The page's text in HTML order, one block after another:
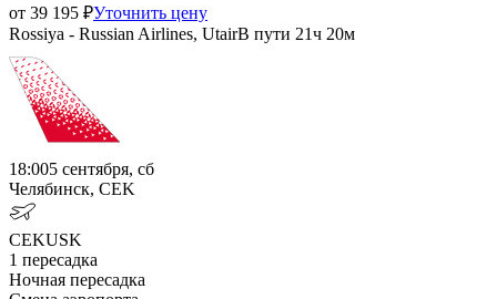
от 39 195 ₽Уточнить цену
Rossiya - Russian Airlines, UtairВ пути 21ч 20м
18:005 сентября, сб
Челябинск, CEK
CEKUSK
1 пересадка
Ночная пересадка